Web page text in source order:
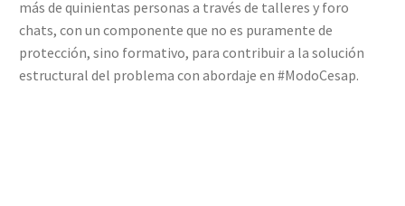
más de quinientas personas a través de talleres y foro
chats, con un componente que no es puramente de
protección, sino formativo, para contribuir a la solución
estructural del problema con abordaje en #ModoCesap.